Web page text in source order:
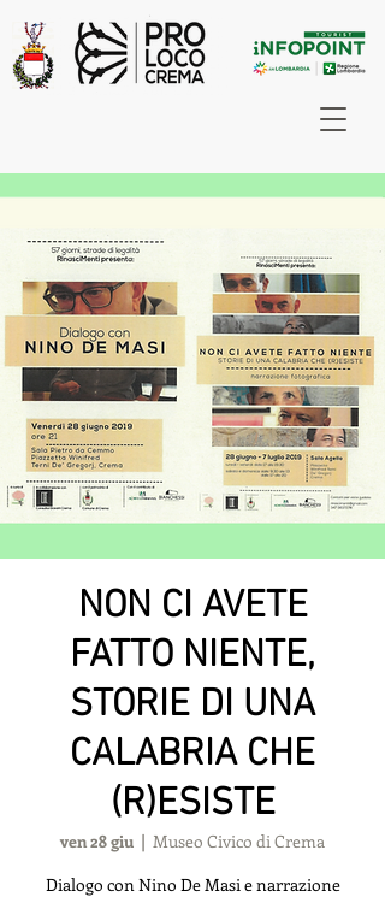
NON CI AVETE
FATTO NIENTE,
STORIE DI UNA
CALABRIA CHE
(R)ESISTE
ven 28 giu
  |
Museo Civico di Crema
Dialogo con Nino De Masi e narrazione